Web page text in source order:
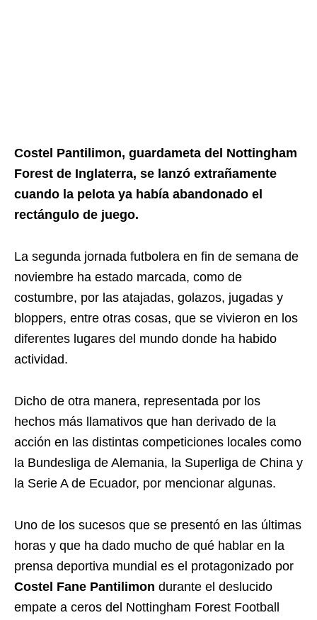
Costel Pantilimon, guardameta del Nottingham
Forest de Inglaterra, se lanzó extrañamente
cuando la pelota ya había abandonado el
rectángulo de juego.
La segunda jornada futbolera en fin de semana de
noviembre ha estado marcada, como de
costumbre, por las atajadas, golazos, jugadas y
bloppers, entre otras cosas, que se vivieron en los
diferentes lugares del mundo donde ha habido
actividad.
Dicho de otra manera, representada por los
hechos más llamativos que han derivado de la
acción en las distintas competiciones locales como
la Bundesliga de Alemania, la Superliga de China y
la Serie A de Ecuador, por mencionar algunas.
Uno de los sucesos que se presentó en las últimas
horas y que ha dado mucho de qué hablar en la
prensa deportiva mundial es el protagonizado por
Costel Fane Pantilimon durante el deslucido
empate a ceros del Nottingham Forest Football